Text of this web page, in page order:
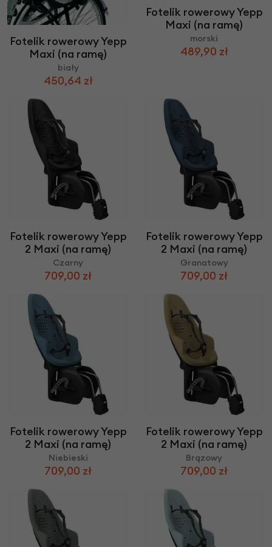
Fotelik rowerowy Yepp
Maxi (na ramę)
biały
450,64 zł
Fotelik rowerowy Yepp
Maxi (na ramę)
morski
489,90 zł
Fotelik rowerowy Yepp
2 Maxi (na ramę)
Czarny
709,00 zł
Fotelik rowerowy Yepp
2 Maxi (na ramę)
Granatowy
709,00 zł
Fotelik rowerowy Yepp
2 Maxi (na ramę)
Niebieski
709,00 zł
Fotelik rowerowy Yepp
2 Maxi (na ramę)
Brązowy
709,00 zł